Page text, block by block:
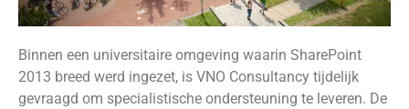
Binnen een universitaire omgeving waarin SharePoint
2013 breed werd ingezet, is VNO Consultancy tijdelijk
gevraagd om specialistische ondersteuning te leveren. De